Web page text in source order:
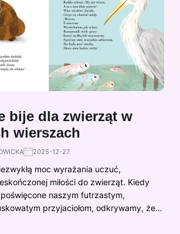
bije dla zwierząt w
wierszach
2025-12-27
moc wyrażania uczuć,
miłości do zwierząt. Kiedy
naszym futrzastym,
przyjaciołom, odkrywamy, że…